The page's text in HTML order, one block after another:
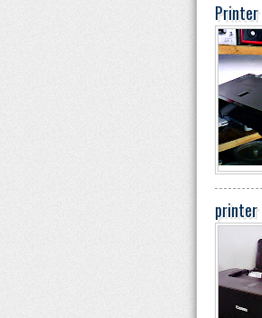
Printer
printer